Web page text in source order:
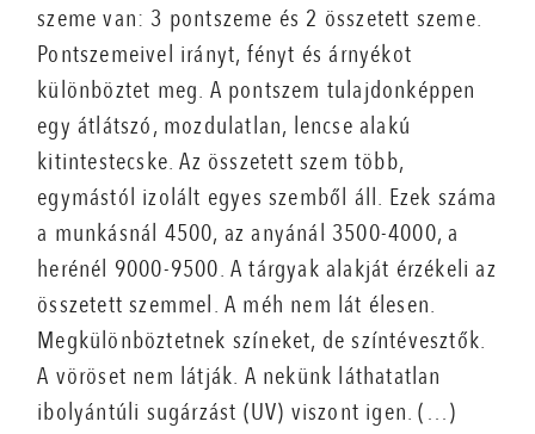
szeme van: 3 pontszeme és 2 összetett szeme.
Pontszemeivel irányt, fényt és árnyékot
különböztet meg. A pontszem tulajdonképpen
egy átlátszó, mozdulatlan, lencse alakú
kitintestecske. Az összetett szem több,
egymástól izolált egyes szemből áll. Ezek száma
a munkásnál 4500, az anyánál 3500-4000, a
herénél 9000-9500. A tárgyak alakját érzékeli az
összetett szemmel. A méh nem lát élesen.
Megkülönböztetnek színeket, de színtévesztők.
A vöröset nem látják. A nekünk láthatatlan
ibolyántúli sugárzást (UV) viszont igen. (…)